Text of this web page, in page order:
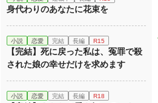
身代わりのあなたに花束を
小説 恋愛 完結 長編 R15
【完結】死に戻った私は、冤罪で殺
された娘の幸せだけを求めます
小説 恋愛 完結 長編 R18